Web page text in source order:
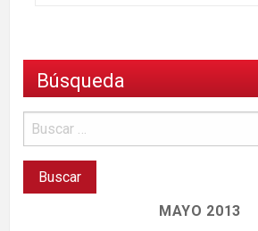
Búsqueda
MAYO 2013